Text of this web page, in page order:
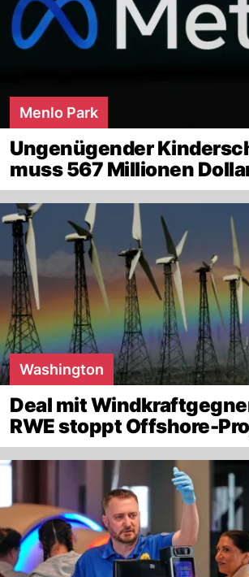
Menlo Park
Ungenügender
muss 567 Millionen
Washington
Deal mit
RWE stoppt Offshore-